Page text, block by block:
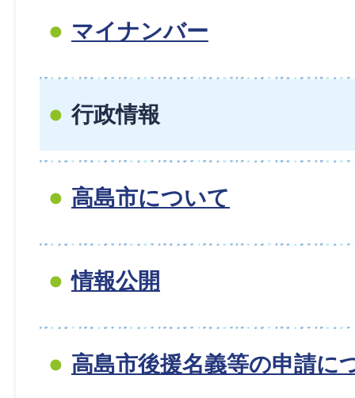
マイナンバー
行政情報
高島市について
情報公開
高島市後援名義等の申請に